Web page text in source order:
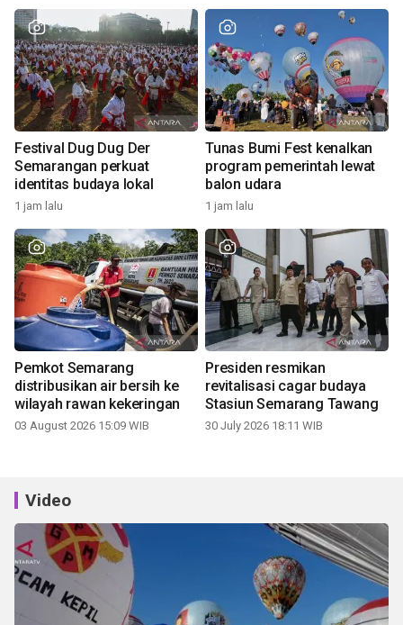
Festival Dug Dug Der
Semarangan perkuat
identitas budaya lokal
1 jam lalu
Tunas Bumi Fest kenalkan
program pemerintah lewat
balon udara
1 jam lalu
Pemkot Semarang
distribusikan air bersih ke
wilayah rawan kekeringan
03 August 2026 15:09 WIB
Presiden resmikan
revitalisasi cagar budaya
Stasiun Semarang Tawang
30 July 2026 18:11 WIB
Video